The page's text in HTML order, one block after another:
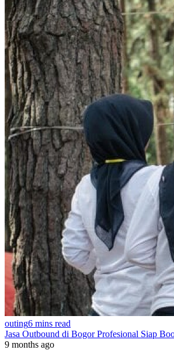
outing6 mins read
Jasa Outbound di Bogor Profesional Siap
9 months ago